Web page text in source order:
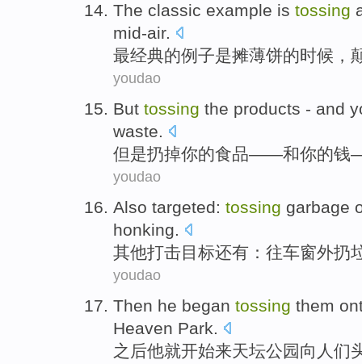
The classic example is tossing
mid-air.
最经典的例子是摊薄饼的时候，
youdao
But tossing the products - and
waste.
但是扔掉你的食品——和你的钱
youdao
Also targeted: tossing garbage
honking.
其他打击目标还有 ：往车窗外扔
youdao
Then he began tossing them
Heaven Park.
之后他就开始来天坛公园向 人们